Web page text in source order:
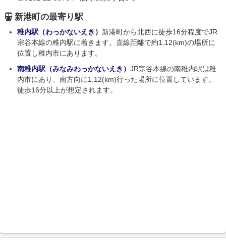
新港町の最寄り駅
稚内駅（わっかないえき） 新港町から北西に徒歩16分程度でJR
宗谷本線の稚内駅に着きます。直線距離で約1.12(km)の場所に
位置し稚内市にあります。
南稚内駅（みなみわっかないえき） JR宗谷本線の南稚内駅は稚
内市にあり、南方向に1.12(km)行った場所に位置しています。
徒歩16分以上が想定されます。